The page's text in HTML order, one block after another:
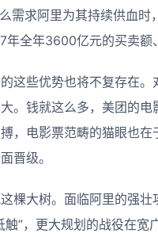
需求阿里为其持续供血
全年3600亿元的买卖额
这些优势也将不复存在
。钱就这么多，美团的
电影票范畴的猫眼也在
晋级。
棵大树。面临阿里的强壮
”，更大规划的战役在宽